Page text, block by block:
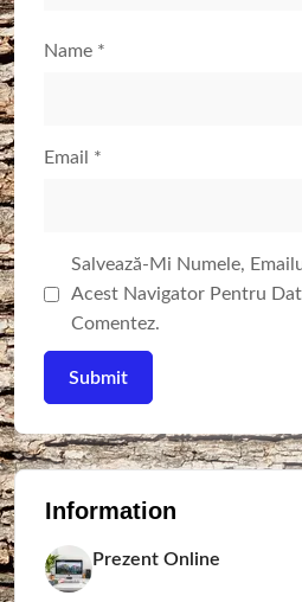
Name *
Email *
Salvează-Mi Numele,
Acest Navigator Pentru
Comentez.
Information
Prezent Online